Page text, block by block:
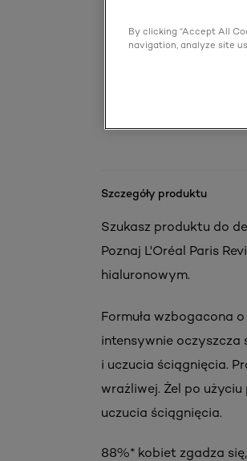
Szczegóły produktu
Szukasz produktu do
Poznaj L'Oréal Paris
hialuronowym.
Formuła wzbogacona
intensywnie oczyszcza
i uczucia ściągnięcia.
wrażliwej. Żel po
uczucia ściągnięcia.
88%* kobiet zgadza
By clicking “Accept All
navigation, analyze site